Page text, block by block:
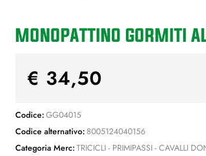
MONOPATTINO GORMITI
€ 34,50
Codice: GG04015
Codice alternativo: 8005124040156
Categoria Merc: TRICICLI - PRIMIPASSI - CAVALLI